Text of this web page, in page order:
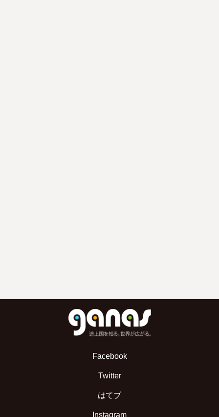
Facebook
Twitter
はてブ
Instagram